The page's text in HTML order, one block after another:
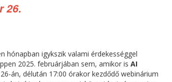
26.
hónapban igykszik valami érdekességgel
2025. februárjában sem, amikor is AI
án, délután 17:00 órakor kezdődő webinárium